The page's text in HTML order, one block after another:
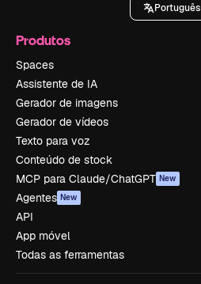
Português
Produtos
Spaces
Assistente de IA
Gerador de imagens
Gerador de vídeos
Texto para voz
Conteúdo de stock
MCP para Claude/ChatGPT New
Agentes New
API
App móvel
Todas as ferramentas